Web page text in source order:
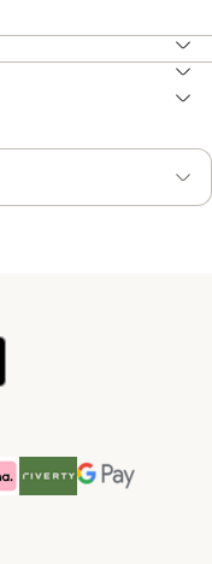
Method
Payment Method
Riverty Payment Method
Google Pay